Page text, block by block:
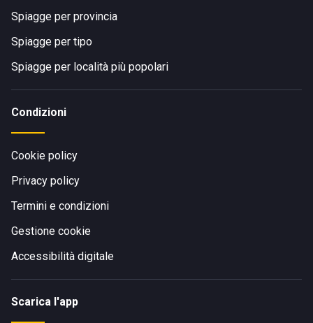
Spiagge per provincia
Spiagge per tipo
Spiagge per località più popolari
Condizioni
Cookie policy
Privacy policy
Termini e condizioni
Gestione cookie
Accessibilità digitale
Scarica l'app